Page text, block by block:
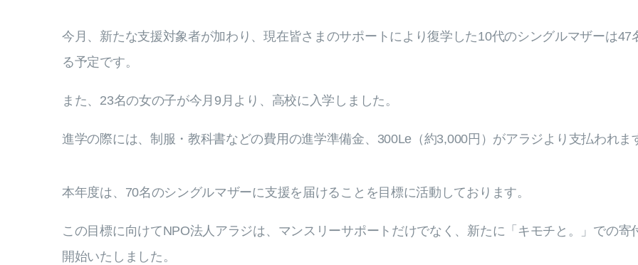
今月、新たな支援対象者が加わり、現在皆さまのサポートにより復学した10代のシングルマザーは47
る予定です。
また、23名の女の子が今月9月より、高校に入学しました。
進学の際には、制服・教科書などの費用の進学準備金、300Le（約3,000円）がアラジより支払われま
本年度は、70名のシングルマザーに支援を届けることを目標に活動しております。
この目標に向けてNPO法人アラジは、マンスリーサポートだけでなく、新たに「キモチと。」での寄
開始いたしました。